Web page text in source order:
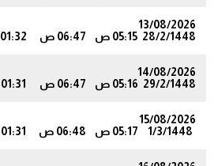
13/08/2026
28/2/1448 05:15 ص 06:47 ص 01:32 م
14/08/2026
29/2/1448 05:16 ص 06:47 ص 01:31 م
15/08/2026
1/3/1448
05:17 ص 06:48 ص 01:31 م